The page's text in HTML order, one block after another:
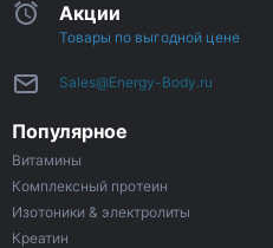
Акции
Товары по выгодной цене
Sales@Energy-Body.ru
Популярное
Витамины
Комплексный протеин
Изотоники & электролиты
Креатин